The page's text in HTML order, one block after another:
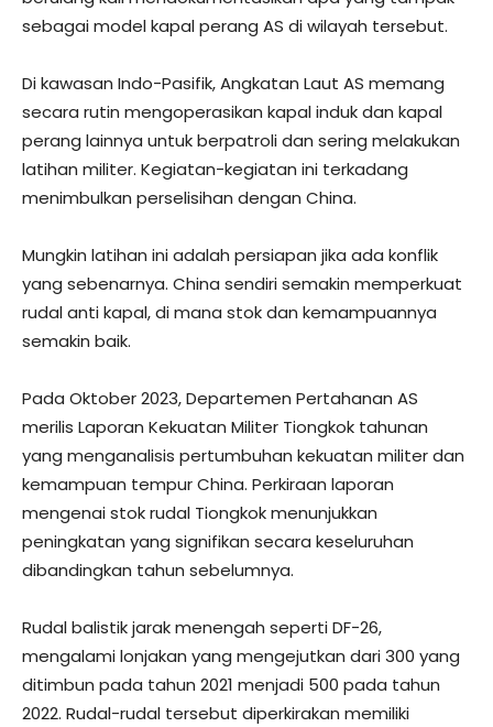
sebagai model kapal perang AS di wilayah tersebut.
Di kawasan Indo-Pasifik, Angkatan Laut AS memang
secara rutin mengoperasikan kapal induk dan kapal
perang lainnya untuk berpatroli dan sering melakukan
latihan militer. Kegiatan-kegiatan ini terkadang
menimbulkan perselisihan dengan China.
Mungkin latihan ini adalah persiapan jika ada konflik
yang sebenarnya. China sendiri semakin memperkuat
rudal anti kapal, di mana stok dan kemampuannya
semakin baik.
Pada Oktober 2023, Departemen Pertahanan AS
merilis Laporan Kekuatan Militer Tiongkok tahunan
yang menganalisis pertumbuhan kekuatan militer dan
kemampuan tempur China. Perkiraan laporan
mengenai stok rudal Tiongkok menunjukkan
peningkatan yang signifikan secara keseluruhan
dibandingkan tahun sebelumnya.
Rudal balistik jarak menengah seperti DF-26,
mengalami lonjakan yang mengejutkan dari 300 yang
ditimbun pada tahun 2021 menjadi 500 pada tahun
2022. Rudal-rudal tersebut diperkirakan memiliki